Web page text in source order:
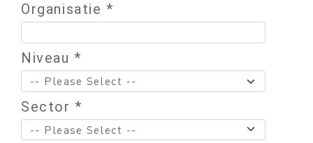
Organisatie *
Niveau *
Sector *